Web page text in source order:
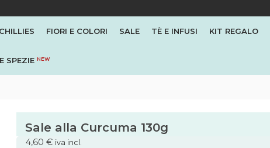
CHILLIES FIORI E COLORI SALE TÈ E INFUSI KIT REGALO
SPEZIE NEW
Sale alla Curcuma 130g
4,60 € iva incl.